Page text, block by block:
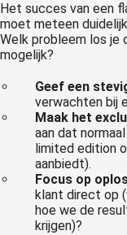
Het succes van een
moet meteen
Welk probleem los je
mogelijk?
Geef een
verwachten bij
Maak het
aan dat
limited edition
aanbiedt).
Focus op
klant direct op
hoe we de
krijgen)?